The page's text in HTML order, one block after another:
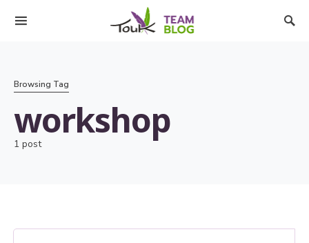
Browsing Tag
workshop
1 post